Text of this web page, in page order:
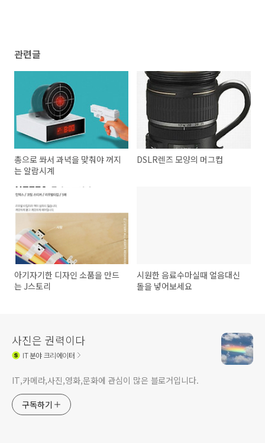
관련글
총으로 쏴서 과녁을 맞춰야 꺼지
는 알람시계
DSLR렌즈 모양의 머그컵
아기자기한 디자인 소품을 만드
는 J스토리
시원한 음료수마실때 얼음대신
돌을 넣어보세요
사진은 권력이다
IT분야 크리에이터
IT,카메라,사진,영화,문화에 관심이 많은 블로거입니다.
구독하기